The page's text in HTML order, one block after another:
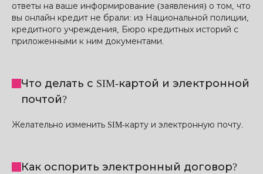
ответы на ваше информирование (заявления) о том, что
вы онлайн кредит не брали: из Национальной полиции,
кредитного учреждения, Бюро кредитных историй с
приложенными к ним документами.
Что делать с SIM-картой и электронной
почтой?
Желательно изменить SIM-карту и электронную почту.
Как оспорить электронный договор?